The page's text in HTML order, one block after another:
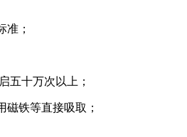
准；
五十万次以上；
铁等直接吸取；